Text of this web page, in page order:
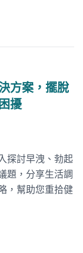
方案，擺脫
擾
探討早洩、勃起
題，分享生活調
，幫助您重拾健